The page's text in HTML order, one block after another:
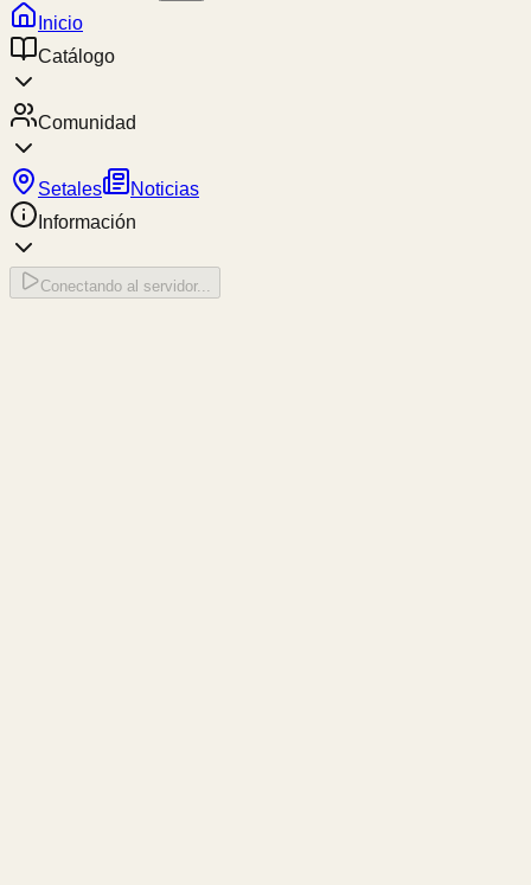
Inicio
Catálogo
Comunidad
Setales
Noticias
Información
Conectando al servidor...